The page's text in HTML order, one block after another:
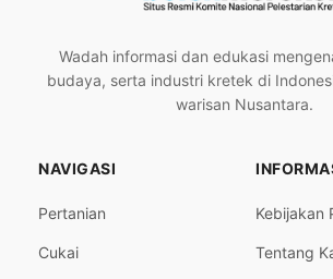
Wadah informasi dan edukasi
budaya, serta industri kretek di
warisan Nusantara.
NAVIGASI
Pertanian
Cukai
Kebijakan
Tentang